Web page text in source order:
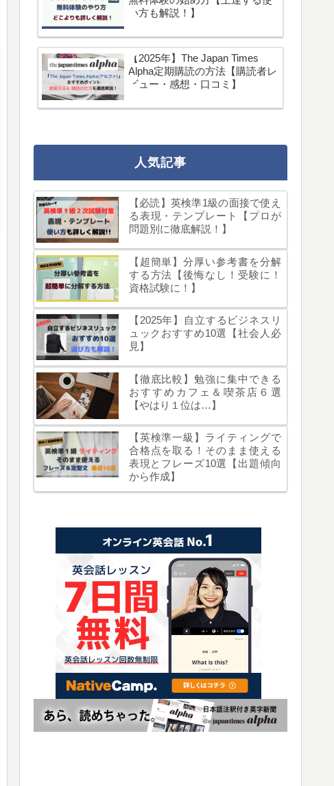
い方も解説！】
【2025年】The Japan Times
Alpha定期購読の方法【購読者レ
ビュー・感想・口コミ】
人気記事
【必読】英検準1級の面接で使え
る表現・テンプレート【プロが
問題別に徹底解説！】
【超簡単】分厚い参考書を分解
する方法【後悔なし！受験に！
資格試験に！】
【2025年】自立するビジネスリ
ュックおすすめ10選【社会人必
見】
【徹底比較】勉強に集中できる
おすすめカフェ＆喫茶店６選
【やはり１位は…】
【英検準一級】ライティングで
合格点を取る！そのまま使える
表現とフレーズ10選【出題傾向
から作成】